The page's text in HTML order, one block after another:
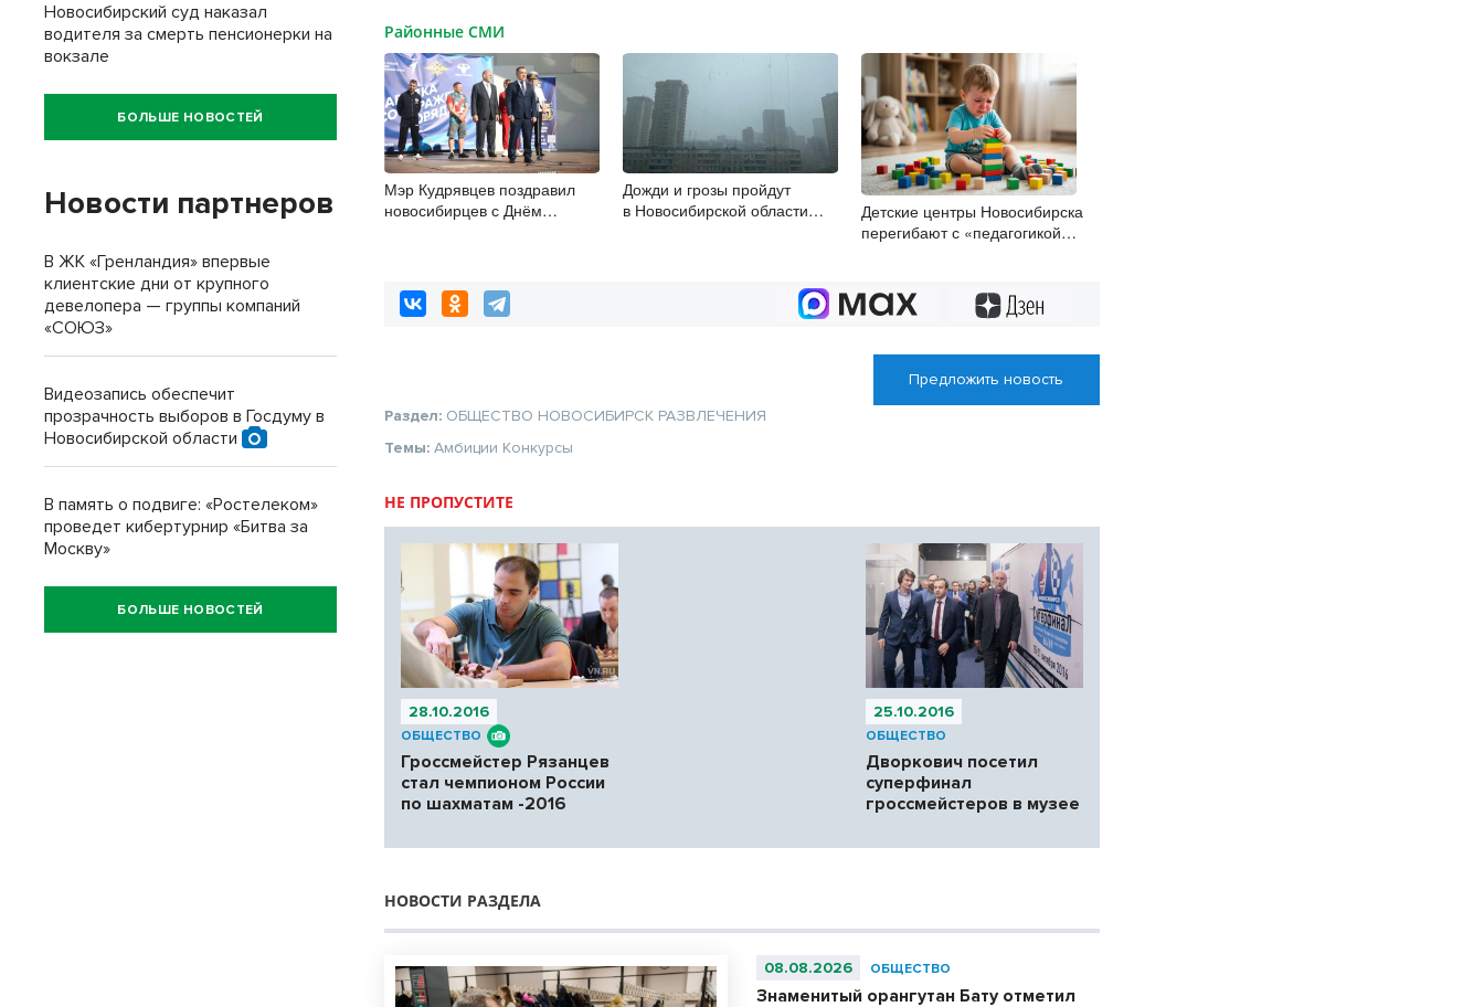
Районные СМИ
Мэр Кудрявцев поздравил
новосибирцев с Днём
Дожди и грозы пройдут
в Новосибирской области
Детские центры Новосибирска
перегибают с «педагогикой
Предложить новость
Раздел: ОБЩЕСТВО НОВОСИБИРСК РАЗВЛЕЧЕНИЯ
Темы:Амбиции Конкурсы
НЕ ПРОПУСТИТЕ
28.10.2016
ОБЩЕСТВО
Гроссмейстер Рязанцев
стал чемпионом России
по шахматам -2016
25.10.2016
ОБЩЕСТВО
Дворкович посетил
суперфинал
гроссмейстеров в музее
НОВОСТИ РАЗДЕЛА
08.08.2026 ОБЩЕСТВО
Знаменитый орангутан Бату отметил
Новосибирский суд наказал
водителя за смерть пенсионерки на
вокзале
БОЛЬШЕ НОВОСТЕЙ
Новости партнеров
В ЖК «Гренландия» впервые
клиентские дни от крупного
девелопера — группы компаний
«СОЮЗ»
Видеозапись обеспечит
прозрачность выборов в Госдуму в
Новосибирской области
В память о подвиге: «Ростелеком»
проведет кибертурнир «Битва за
Москву»
БОЛЬШЕ НОВОСТЕЙ